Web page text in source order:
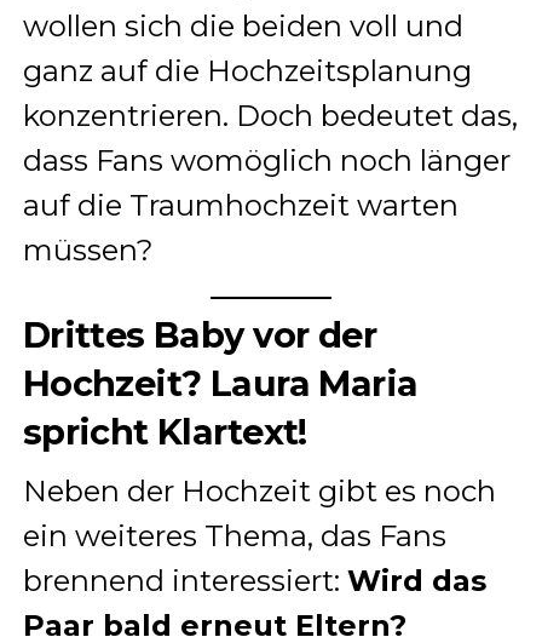
wollen sich die beiden voll und
ganz auf die Hochzeitsplanung
konzentrieren. Doch bedeutet das,
dass Fans womöglich noch länger
auf die Traumhochzeit warten
müssen?
Drittes Baby vor der
Hochzeit? Laura Maria
spricht Klartext!
Neben der Hochzeit gibt es noch
ein weiteres Thema, das Fans
brennend interessiert: Wird das
Paar bald erneut Eltern?